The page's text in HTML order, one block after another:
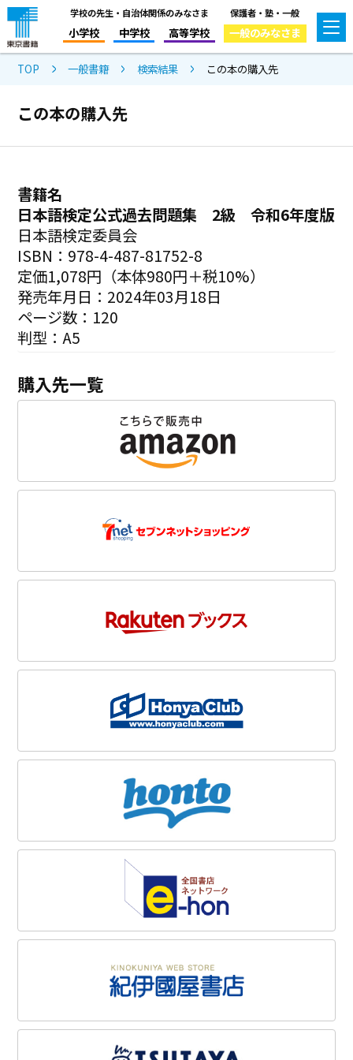
学校の先生・自治体関係のみなさま
小学校 中学校 高等学校
保護者・塾・一般
一般のみなさま
TOP 一般書籍 検索結果 この本の購入先
この本の購入先
書籍名
日本語検定公式過去問題集 2級 令和6年度版
日本語検定委員会
ISBN：978-4-487-81752-8
定価1,078円（本体980円＋税10%）
発売年月日：2024年03月18日
ページ数：120
判型：A5
購入先一覧